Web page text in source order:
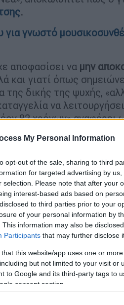
My Personal Information
opt-out of the sale, sharing to third
for targeted advertising by
selection. Please note that after your
interest-based ads based on
to third parties prior to your
of your personal information by
This information may also be
Participants that may further disclose
that this website/app uses one or
but not limited to your visit or
to Google and its third-party tags to
consent section.
.
για γνωστό
αποφασίσει να μην
και γιατί όπως
δικής της ψυχής,
να
82 χρόνων» αναφέρει
μεγάλης έκτασης που
από το δάχτυλό μου,
και τους λόγους που
που σακάτεψε την
Δήμος
δεν είναι άλλοι
και ο Μαρκόπουλος,
Δεν είχα βεβαίως
ότι θα υπήρχαν
μας. Είναι σπουδαίοι
αλλά και η
ερμηνεύω